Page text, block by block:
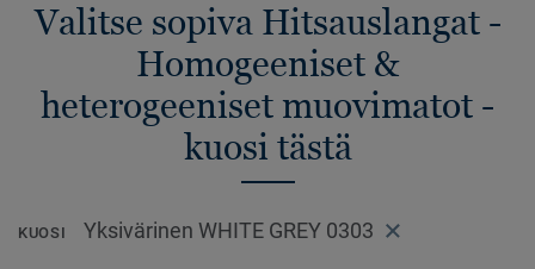
Valitse sopiva Hitsauslangat -
Homogeeniset &
heterogeeniset muovimatot -
kuosi tästä
KUOSI Yksivärinen WHITE GREY 0303